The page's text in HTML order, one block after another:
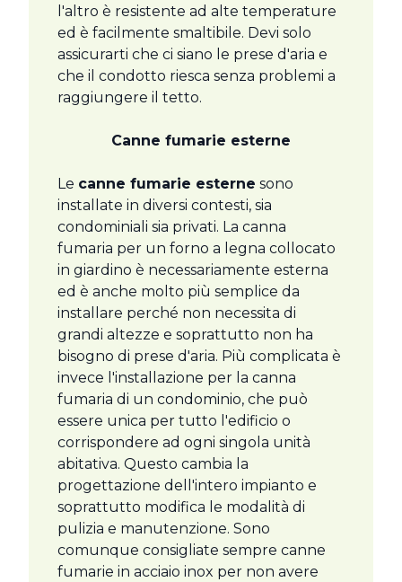
l'altro è resistente ad alte temperature
ed è facilmente smaltibile. Devi solo
assicurarti che ci siano le prese d'aria e
che il condotto riesca senza problemi a
raggiungere il tetto.
Canne fumarie esterne
Le canne fumarie esterne sono
installate in diversi contesti, sia
condominiali sia privati. La canna
fumaria per un forno a legna collocato
in giardino è necessariamente esterna
ed è anche molto più semplice da
installare perché non necessita di
grandi altezze e soprattutto non ha
bisogno di prese d'aria. Più complicata è
invece l'installazione per la canna
fumaria di un condominio, che può
essere unica per tutto l'edificio o
corrispondere ad ogni singola unità
abitativa. Questo cambia la
progettazione dell'intero impianto e
soprattutto modifica le modalità di
pulizia e manutenzione. Sono
comunque consigliate sempre canne
fumarie in acciaio inox per non avere